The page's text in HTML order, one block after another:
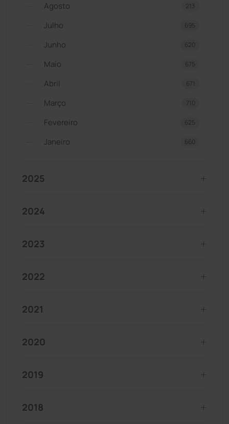
Agosto 213
Julho 695
Junho 620
Maio 675
Abril 671
Março 710
Fevereiro 625
Janeiro 660
2025
2024
2023
2022
2021
2020
2019
2018